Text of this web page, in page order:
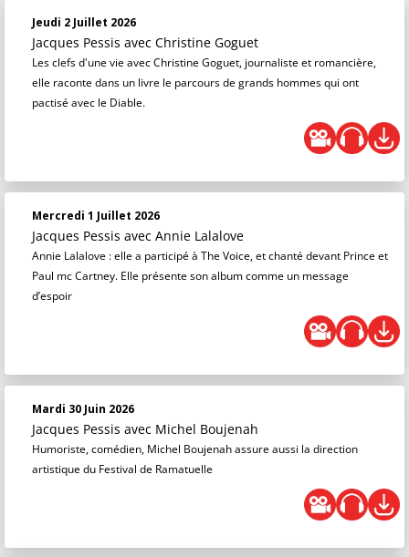
Jeudi 2 Juillet 2026
Jacques Pessis avec Christine Goguet
Les clefs d'une vie avec Christine Goguet, journaliste et romancière,
elle raconte dans un livre le parcours de grands hommes qui ont
pactisé avec le Diable.
Mercredi 1 Juillet 2026
Jacques Pessis avec Annie Lalalove
Annie Lalalove : elle a participé à The Voice, et chanté devant Prince et
Paul mc Cartney. Elle présente son album comme un message
d’espoir
Mardi 30 Juin 2026
Jacques Pessis avec Michel Boujenah
Humoriste, comédien, Michel Boujenah assure aussi la direction
artistique du Festival de Ramatuelle